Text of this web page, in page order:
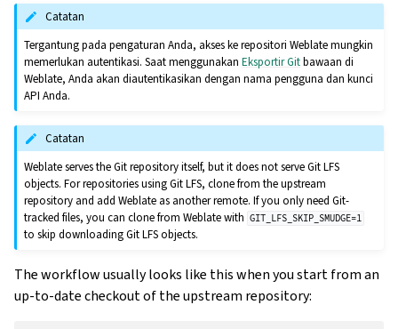
Catatan
Tergantung pada pengaturan Anda, akses ke repositori Weblate mungkin
memerlukan autentikasi. Saat menggunakanEksportir Gitbawaan di
Weblate, Anda akan diautentikasikan dengan nama pengguna dan kunci
API Anda.
Catatan
Weblate serves the Git repository itself, but it does not serve Git LFS
objects. For repositories using Git LFS, clone from the upstream
repository and add Weblate as another remote. If you only need Git-
tracked files, you can clone from Weblate with GIT_LFS_SKIP_SMUDGE=1
to skip downloading Git LFS objects.
The workflow usually looks like this when you start from an
up-to-date checkout of the upstream repository: